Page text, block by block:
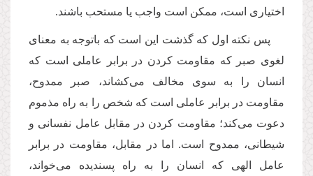
اختیاری است، ممكن است واجب یا مستحب باشند.
پس نكته اول كه گذشت این است که باتوجه به معنای
لغوی صبر كه مقاومت کردن در برابر عاملی است كه
انسان را به سوی مخالف می‌كشاند، صبر ممدوح،
مقاومت در برابر عاملی است که شخص را به راه مذموم
دعوت می‌کند؛ مقاومت کردن در مقابل عامل نفسانی و
شیطانی، ممدوح است. اما در مقابل، مقاومت در برابر
عامل الهی كه انسان را به راه پسندیده می‌خواند،